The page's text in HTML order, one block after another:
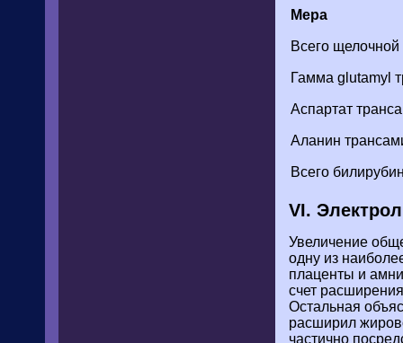
Мера
Всего
Гамма glutamyl
Аспартат
Аланин
Всего
VI.
Увеличение
одну из
плаценты и
счет
Остальная
расширил
частично